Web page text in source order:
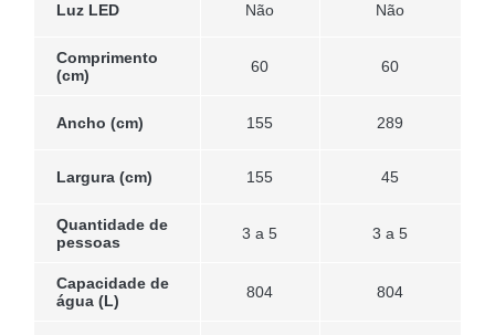
Luz LED Não Não
Comprimento
(cm)
60 60
Ancho (cm) 155 289
Largura (cm) 155 45
Quantidade de
pessoas
3 a 5 3 a 5
Capacidade de
água (L)
804 804